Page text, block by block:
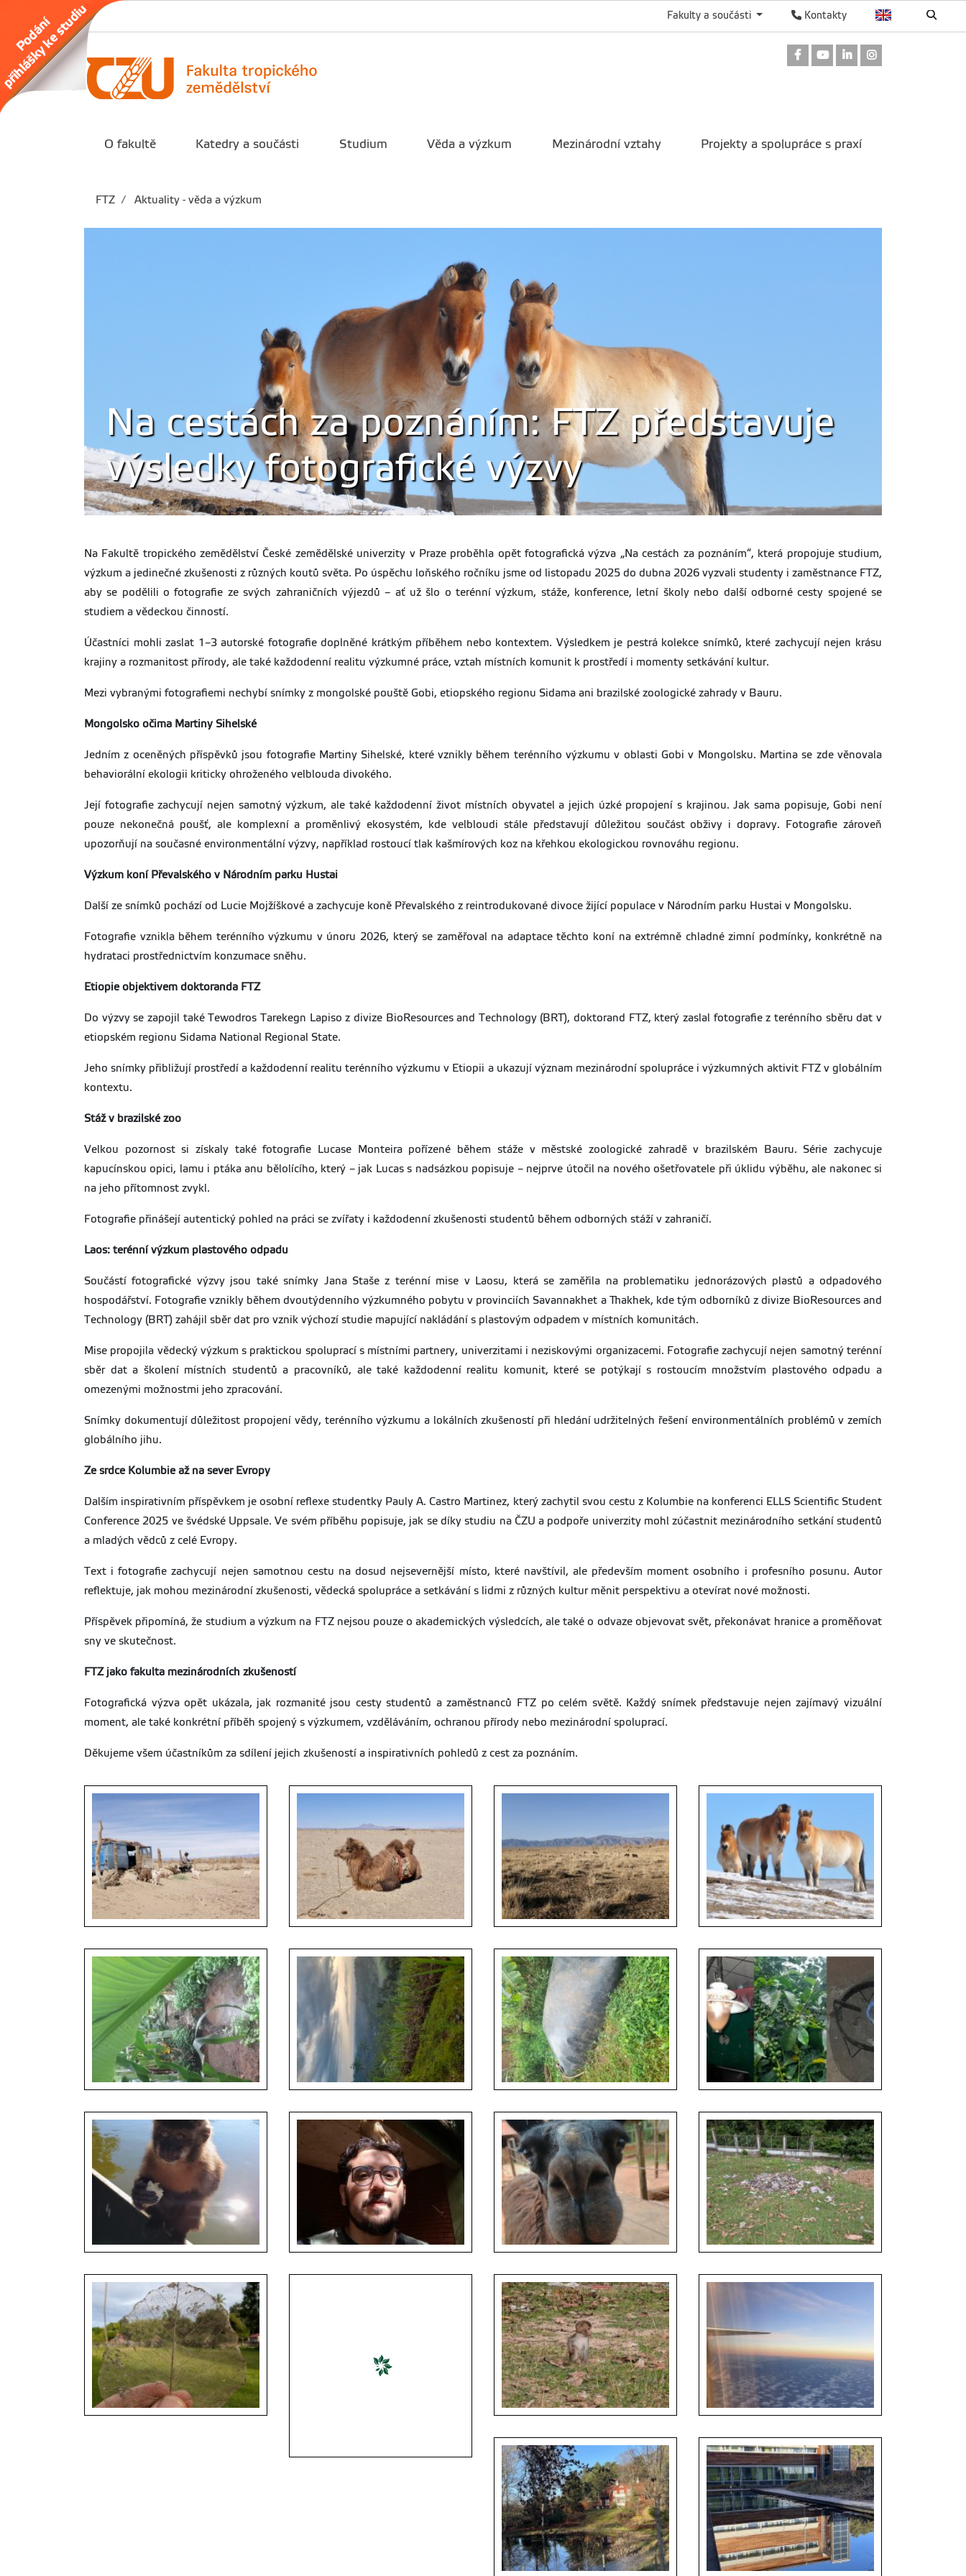
Kontakty
Fakulty a součásti
Odkaz na Facebook
Odkaz na Youtube
Odkaz na LinkedIn
O fakultě Katedry a součásti Studium Věda a výzkum Mezinárodní vztahy Projekty a spolupráce s praxí
FTZ Aktuality - věda a výzkum
Na cestách za poznáním: FTZ představuje
výsledky fotografické výzvy
Na Fakultě tropického zemědělství České zemědělské univerzity v Praze proběhla opět fotografická výzva „Na cestách za poznáním“, která propojuje studium,
výzkum a jedinečné zkušenosti z různých koutů světa. Po úspěchu loňského ročníku jsme od listopadu 2025 do dubna 2026 vyzvali studenty i zaměstnance FTZ,
aby se podělili o fotografie ze svých zahraničních výjezdů – ať už šlo o terénní výzkum, stáže, konference, letní školy nebo další odborné cesty spojené se
studiem a vědeckou činností.
Účastníci mohli zaslat 1–3 autorské fotografie doplněné krátkým příběhem nebo kontextem. Výsledkem je pestrá kolekce snímků, které zachycují nejen krásu
krajiny a rozmanitost přírody, ale také každodenní realitu výzkumné práce, vztah místních komunit k prostředí i momenty setkávání kultur.
Mezi vybranými fotografiemi nechybí snímky z mongolské pouště Gobi, etiopského regionu Sidama ani brazilské zoologické zahrady v Bauru.
Mongolsko očima Martiny Sihelské
Jedním z oceněných příspěvků jsou fotografie Martiny Sihelské, které vznikly během terénního výzkumu v oblasti Gobi v Mongolsku. Martina se zde věnovala
behaviorální ekologii kriticky ohroženého velblouda divokého.
Její fotografie zachycují nejen samotný výzkum, ale také každodenní život místních obyvatel a jejich úzké propojení s krajinou. Jak sama popisuje, Gobi není
pouze nekonečná poušť, ale komplexní a proměnlivý ekosystém, kde velbloudi stále představují důležitou součást obživy i dopravy. Fotografie zároveň
upozorňují na současné environmentální výzvy, například rostoucí tlak kašmírových koz na křehkou ekologickou rovnováhu regionu.
Výzkum koní Převalského v Národním parku Hustai
Další ze snímků pochází od Lucie Mojžíškové a zachycuje koně Převalského z reintrodukované divoce žijící populace v Národním parku Hustai v Mongolsku.
Fotografie vznikla během terénního výzkumu v únoru 2026, který se zaměřoval na adaptace těchto koní na extrémně chladné zimní podmínky, konkrétně na
hydrataci prostřednictvím konzumace sněhu.
Etiopie objektivem doktoranda FTZ
Do výzvy se zapojil také Tewodros Tarekegn Lapiso z divize BioResources and Technology (BRT), doktorand FTZ, který zaslal fotografie z terénního sběru dat v
etiopském regionu Sidama National Regional State.
Jeho snímky přibližují prostředí a každodenní realitu terénního výzkumu v Etiopii a ukazují význam mezinárodní spolupráce i výzkumných aktivit FTZ v globálním
kontextu.
Stáž v brazilské zoo
Velkou pozornost si získaly také fotografie Lucase Monteira pořízené během stáže v městské zoologické zahradě v brazilském Bauru. Série zachycuje
kapucínskou opici, lamu i ptáka anu bělolícího, který – jak Lucas s nadsázkou popisuje – nejprve útočil na nového ošetřovatele při úklidu výběhu, ale nakonec si
na jeho přítomnost zvykl.
Fotografie přinášejí autentický pohled na práci se zvířaty i každodenní zkušenosti studentů během odborných stáží v zahraničí.
Laos: terénní výzkum plastového odpadu
Součástí fotografické výzvy jsou také snímky Jana Staše z terénní mise v Laosu, která se zaměřila na problematiku jednorázových plastů a odpadového
hospodářství. Fotografie vznikly během dvoutýdenního výzkumného pobytu v provinciích Savannakhet a Thakhek, kde tým odborníků z divize BioResources and
Technology (BRT) zahájil sběr dat pro vznik výchozí studie mapující nakládání s plastovým odpadem v místních komunitách.
Mise propojila vědecký výzkum s praktickou spoluprací s místními partnery, univerzitami i neziskovými organizacemi. Fotografie zachycují nejen samotný terénní
sběr dat a školení místních studentů a pracovníků, ale také každodenní realitu komunit, které se potýkají s rostoucím množstvím plastového odpadu a
omezenými možnostmi jeho zpracování.
Snímky dokumentují důležitost propojení vědy, terénního výzkumu a lokálních zkušeností při hledání udržitelných řešení environmentálních problémů v zemích
globálního jihu.
Ze srdce Kolumbie až na sever Evropy
Dalším inspirativním příspěvkem je osobní reflexe studentky Pauly A. Castro Martinez, který zachytil svou cestu z Kolumbie na konferenci ELLS Scientific Student
Conference 2025 ve švédské Uppsale. Ve svém příběhu popisuje, jak se díky studiu na ČZU a podpoře univerzity mohl zúčastnit mezinárodního setkání studentů
a mladých vědců z celé Evropy.
Text i fotografie zachycují nejen samotnou cestu na dosud nejsevernější místo, které navštívil, ale především moment osobního i profesního posunu. Autor
reflektuje, jak mohou mezinárodní zkušenosti, vědecká spolupráce a setkávání s lidmi z různých kultur měnit perspektivu a otevírat nové možnosti.
Příspěvek připomíná, že studium a výzkum na FTZ nejsou pouze o akademických výsledcích, ale také o odvaze objevovat svět, překonávat hranice a proměňovat
sny ve skutečnost.
FTZ jako fakulta mezinárodních zkušeností
Fotografická výzva opět ukázala, jak rozmanité jsou cesty studentů a zaměstnanců FTZ po celém světě. Každý snímek představuje nejen zajímavý vizuální
moment, ale také konkrétní příběh spojený s výzkumem, vzděláváním, ochranou přírody nebo mezinárodní spoluprací.
Děkujeme všem účastníkům za sdílení jejich zkušeností a inspirativních pohledů z cest za poznáním.
Martina Sihelska_Cashmere Goats -
Ecological Disaster
Martina Sihelska_Ship of the desert -
Camelus bactrianus
Martina Sihelska_The Gobi Desert
Landscape
takhi_hustai_Lucie Mojžíšková
Fixed-dome biogas digester outlet
releasing digestate at a rural household in
Sidama, Ethiopia.
Landscape in the Wonsho Highlands,
Sidama National Regional State, Ethiopia.
Modern plastic biogas digester operating
at a rural household in Sidama, Ethiopia.
Practical benefits of biogas technology for
rural households in Sidama National
Regional State, Ethiopia (3)
Lucas Monteiro_01_Internship Experience
from a Brazilian Zoo
Lucas Monteiro_03_Internship Experience
from a Brazilian Zoo
Jan Staš - When Waste Becomes Part of
Jan Staš - Growing Up Among Plastics, Laos
Paula Andrea Castro Martinez_
FromColombiaToTheNorth_Journey_01